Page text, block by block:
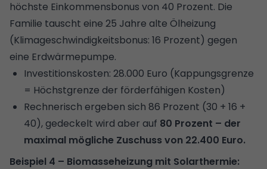
höchste Einkommensbonus von 40 Prozent. Die
Familie tauscht eine 25 Jahre alte Ölheizung
(Klimageschwindigkeitsbonus: 16 Prozent) gegen
eine Erdwärmepumpe.
Investitionskosten: 28.000 Euro (Kappungsgrenze
= Höchstgrenze der förderfähigen Kosten)
Rechnerisch ergeben sich 86 Prozent (30 + 16 +
40), gedeckelt wird aber auf 80 Prozent – der
maximal mögliche Zuschuss von 22.400 Euro.
Beispiel 4 – Biomasseheizung mit Solarthermie: